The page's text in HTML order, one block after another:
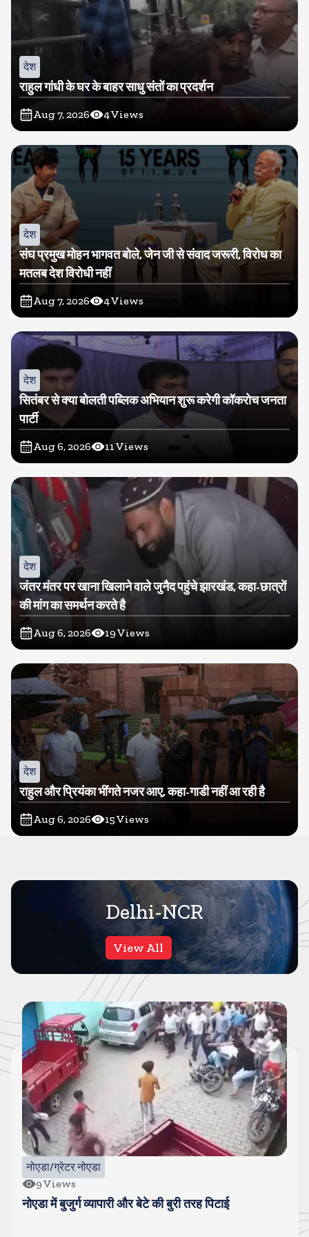
देश
राहुल गांधी के घर के बाहर साधु संतों का प्रदर्शन
Aug 7, 2026 4Views
देश
संघ प्रमुख मोहन भागवत बोले, जेन जी से संवाद जरूरी, विरोध का
मतलब देश विरोधी नहीं
Aug 7, 2026 4Views
देश
सितंबर से क्या बोलती पब्लिक अभियान शुरू करेगी कॉकरोच जनता
पार्टी
Aug 6, 2026 11 Views
देश
जंतर मंतर पर खाना खिलाने वाले जुनैद पहुंचे झारखंड, कहा-छात्रों
की मांग का समर्थन करते है
Aug 6, 2026 19Views
देश
राहुल और प्रियंका भींगते नजर आए, कहा-गाडी नहीं आ रही है
Aug 6, 2026 15Views
Delhi-NCR
View All
दिल्ली NCR
72Views
एक लाख के इनामी फुरकान को पुलिस ने किया ढेर, 30 से ज्यादा